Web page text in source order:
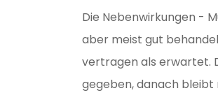
Die Nebenwirkungen -
aber meist gut
vertragen als erwartet.
gegeben, danach bleibt